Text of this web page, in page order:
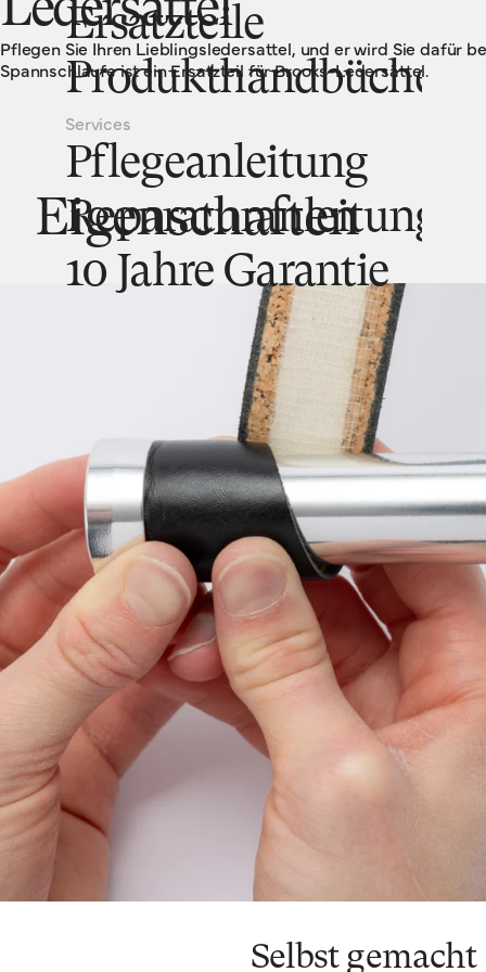
Ersatzteile
Produkthandbücher
Services
Pflegeanleitung
Reparaturanleitung
10 Jahre Garantie
Ledersättel
Pflegen Sie Ihren Lieblingsledersattel, und er wird Sie dafür
Spannschlaufe ist ein Ersatzteil für Brooks-Ledersättel.
Eigenschaften
Selbst gemacht